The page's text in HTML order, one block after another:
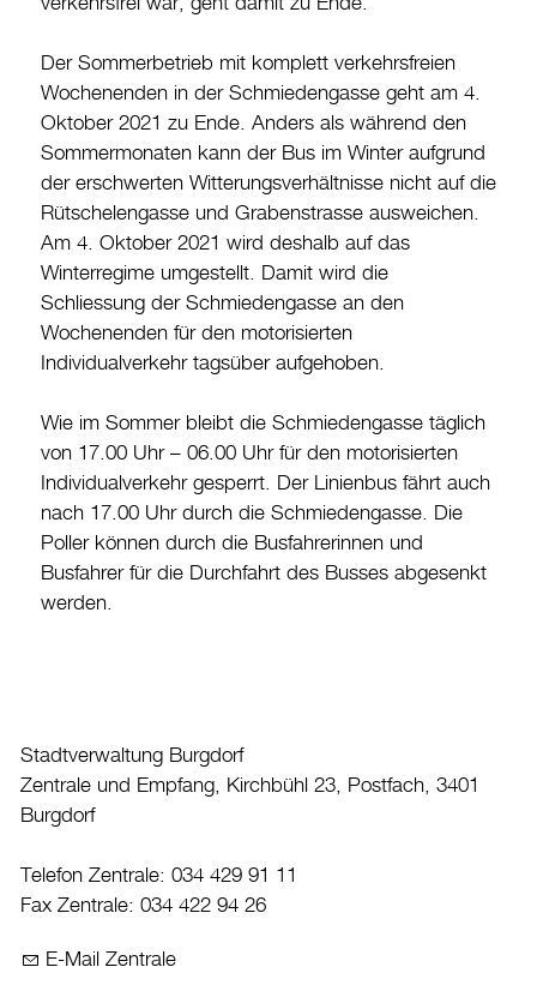
Home
Öffnungszeiten & Kontakt
Veranstaltungskalender
Drucken
Login
Der Sommerbetrieb mit komplett verkehrsfreien
Wochenenden in der Schmiedengasse geht am 4.
Oktober 2021 zu Ende. Anders als während den
Sommermonaten kann der Bus im Winter aufgrund
der erschwerten Witterungsverhältnisse nicht auf die
Rütschelengasse und Grabenstrasse ausweichen.
Am 4. Oktober 2021 wird deshalb auf das
Winterregime umgestellt. Damit wird die
Schliessung der Schmiedengasse an den
Wochenenden für den motorisierten
Individualverkehr tagsüber aufgehoben.
Wie im Sommer bleibt die Schmiedengasse täglich
von 17.00 Uhr – 06.00 Uhr für den motorisierten
Individualverkehr gesperrt. Der Linienbus fährt auch
nach 17.00 Uhr durch die Schmiedengasse. Die
Poller können durch die Busfahrerinnen und
Busfahrer für die Durchfahrt des Busses abgesenkt
werden.
Stadtverwaltung Burgdorf
Zentrale und Empfang, Kirchbühl 23, Postfach, 3401
Burgdorf
Telefon Zentrale: 034 429 91 11
Fax Zentrale: 034 422 94 26
E-Mail Zentrale